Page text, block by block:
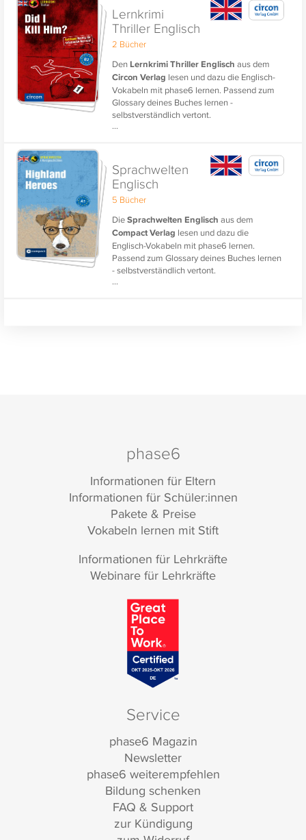
Lernkrimi
Thriller Englisch
2 Bücher
Den Lernkrimi Thriller Englisch aus dem
Circon Verlag lesen und dazu die Englisch-
Vokabeln mit phase6 lernen. Passend zum
Glossary deines Buches lernen -
selbstverständlich vertont.
...
Sprachwelten
Englisch
5 Bücher
DieSprachwelten Englisch aus dem
Compact Verlag lesen und dazu die
Englisch-Vokabeln mit phase6 lernen.
Passend zum Glossary deines Buches lernen
- selbstverständlich vertont.
...
phase6
Informationen für Eltern
Informationen für Schüler:innen
Pakete & Preise
Vokabeln lernen mit Stift
Informationen für Lehrkräfte
Webinare für Lehrkräfte
Service
phase6 Magazin
Newsletter
phase6 weiterempfehlen
Bildung schenken
FAQ & Support
zur Kündigung